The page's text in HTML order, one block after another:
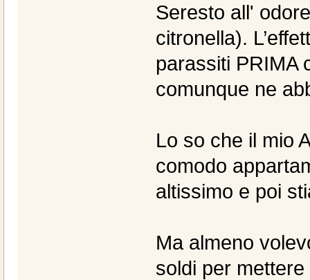
Seresto all'
citronella).
parassiti PRIMA
comunque ne
Lo so che il mio
comodo
altissimo e poi
Ma almeno
soldi per